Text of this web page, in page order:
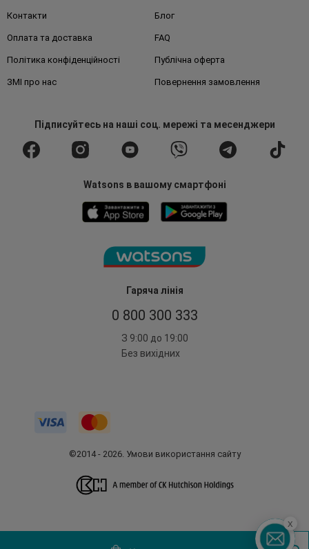
Гаряча лінія
0 800 300 333
З 9:00 до 19:00
Без вихідних
Контакти Блог
Оплата та доставка FAQ
Політика конфіденційності Публічна оферта
ЗМІ про нас Повернення замовлення
Підписуйтесьна наші соц. мережі та месенджери
Watsons в вашому смартфоні
©2014 - 2026. Умови використання сайту
x